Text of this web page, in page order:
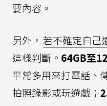
要內容。
另外， 若不確定自己
這樣判斷。 64GB至
平常多用來打電話、
拍照錄影或玩遊戲；